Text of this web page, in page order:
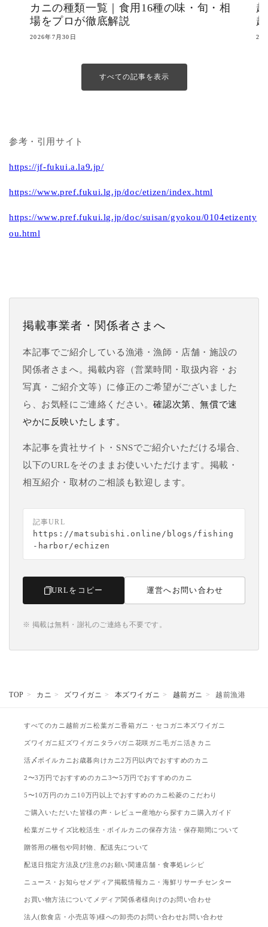
カニの種類一覧｜食用16種の味・旬・相
場をプロが徹底解説
2026年7月30日
すべての記事を表示
参考・引用サイト
https://jf-fukui.a.la9.jp/
https://www.pref.fukui.lg.jp/doc/etizen/index.html
https://www.pref.fukui.lg.jp/doc/suisan/gyokou/0104etizenty
ou.html
掲載事業者・関係者さまへ
本記事でご紹介している漁港・漁師・店舗・施設の
関係者さまへ。掲載内容（営業時間・取扱内容・お
写真・ご紹介文等）に修正のご希望がございました
ら、お気軽にご連絡ください。確認次第、無償で速
やかに反映いたします。
本記事を貴社サイト・SNSでご紹介いただける場合、
以下のURLをそのままお使いいただけます。掲載・
相互紹介・取材のご相談も歓迎します。
記事URL
https://matsubishi.online/blogs/fishing
-harbor/echizen
URLをコピー 運営へお問い合わせ
※ 掲載は無料・謝礼のご連絡も不要です。
TOP カニ ズワイガニ 本ズワイガニ 越前ガニ 越前漁港
すべてのカニ 越前ガニ松葉ガニ香箱ガニ・セコガニ 本ズワイガニ
ズワイガニ 紅ズワイガニ タラバガニ 花咲ガニ毛ガニ 活きカニ
活〆ボイルカニ お歳暮向けカニ2万円以内でおすすめのカニ
2〜3万円でおすすめのカニ 3〜5万円でおすすめのカニ
5〜10万円のカニ 10万円以上でおすすめのカニ 松菱のこだわり
ご購入いただいた皆様の声・レビュー産地から探すカニ購入ガイド
松葉ガニサイズ比較活生・ボイルカニの保存方法・保存期間について
贈答用の梱包や同封物、配送先について
配送日指定方法及び注意のお願い関連店舗・食事処レシピ
ニュース・お知らせ メディア掲載情報カニ・海鮮リサーチセンター
お買い物方法について メディア関係者様向けのお問い合わせ
法人(飲食店・小売店等)様への卸売のお問い合わせお問い合わせ